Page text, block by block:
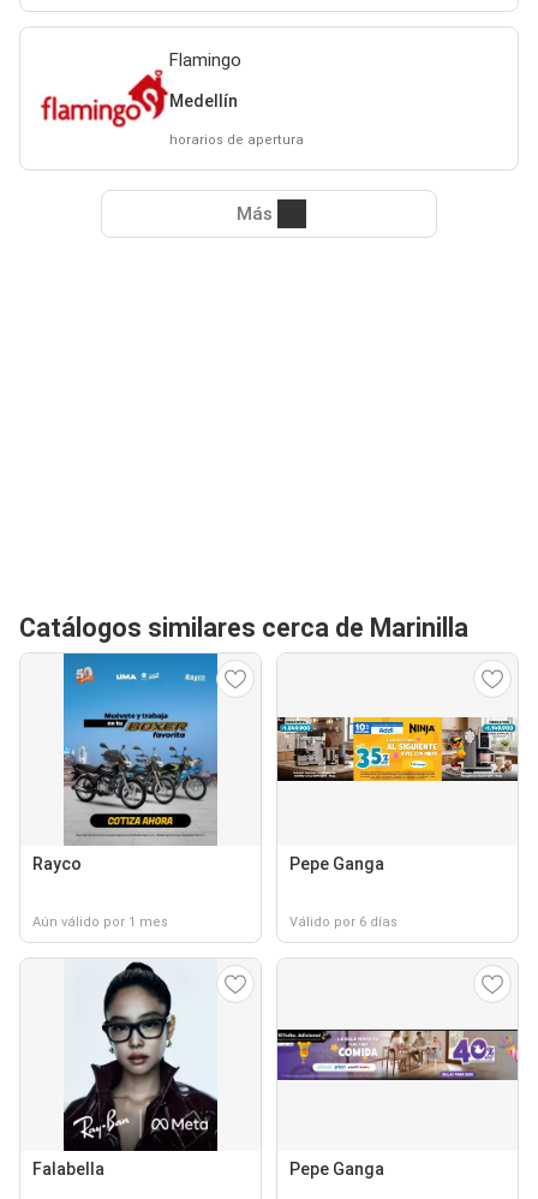
Flamingo
Medellín
horarios de apertura
Más
Catálogos similares cerca de Marinilla
Rayco
Aún válido por 1 mes
Pepe Ganga
Válido por 6 días
Falabella Pepe Ganga